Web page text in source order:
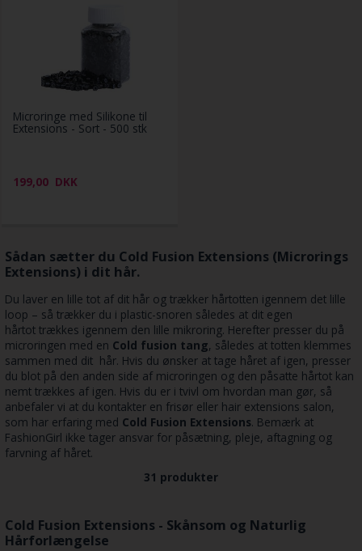
Microringe med Silikone til
Extensions - Sort - 500 stk
199,00 DKK
Sådan sætter du Cold Fusion Extensions (Microrings
Extensions) i dit hår.
Du laver en lille tot af dit hår og trækker hårtotten igennem det lille
loop – så trækker du i plastic-snoren således at dit egen
hårtot trækkes igennem den lille mikroring. Herefter presser du på
microringen med en Cold fusion tang, således at totten klemmes
sammen med dit hår. Hvis du ønsker at tage håret af igen, presser
du blot på den anden side af microringen og den påsatte hårtot kan
nemt trækkes af igen. Hvis du er i tvivl om hvordan man gør, så
anbefaler vi at du kontakter en frisør eller hair extensions salon,
som har erfaring med Cold Fusion Extensions. Bemærk at
FashionGirl ikke tager ansvar for påsætning, pleje, aftagning og
farvning af håret.
31 produkter
Cold Fusion Extensions - Skånsom og Naturlig
Hårforlængelse